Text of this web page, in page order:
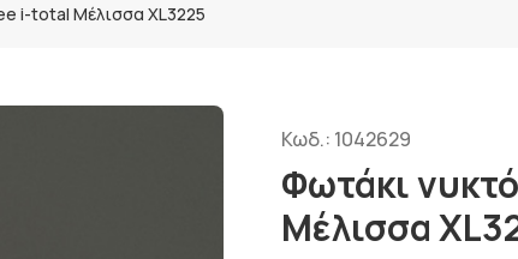
i-total Μέλισσα XL3225
Κωδ.: 1042629
Φωτάκι
Μέλισσα